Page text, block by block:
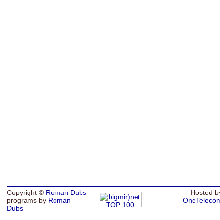
Copyright © Roman Dubs
programs by Roman
Dubs
Hosted